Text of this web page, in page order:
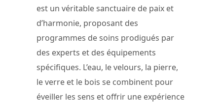
est un véritable sanctuaire de paix et
d’harmonie, proposant des
programmes de soins prodigués par
des experts et des équipements
spécifiques. L’eau, le velours, la pierre,
le verre et le bois se combinent pour
éveiller les sens et offrir une expérience